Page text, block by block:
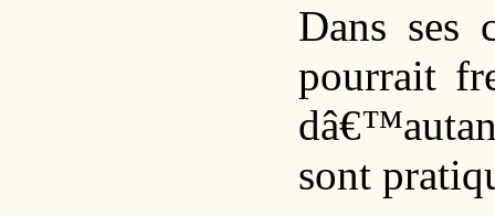
Dans ses
pourrait
sont